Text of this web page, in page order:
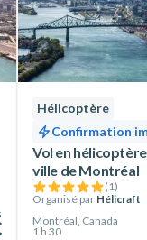
Hélicoptère
Confirmation
Vol en
ville de Montréal
(1)
Organisé par Hélicraft
Montréal, Canada
1 h 30